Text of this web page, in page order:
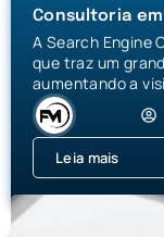
Consultoria
A Search Engine
que traz um
aumentando a
Leia mais